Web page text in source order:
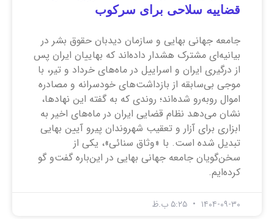
قضاییه سلاحی برای سرکوب
جامعه جهانی بهایی و سازمان دیدبان حقوق بشر در
بیانیه‌ای مشترک هشدار داده‌اند که بهاییان ایران پس
از درگیری ایران و اسراییل در ماه‌های خرداد و تیر، با
موجی بی‌سابقه از بازداشت‌های خودسرانه و مصادره
اموال روبه‌رو شده‌اند؛ روندی که به گفته این نهاد‌ها،
نشان می‌دهد نظام قضایی ایران در ماه‌های اخیر به
ابزاری برای آزار و تعقیب شهروندان پیرو آیین بهایی
تبدیل شده است. با «وثاق سنائی»، یکی از
سخن‌گویان جامعه جهانی بهایی در این‌باره گفت‌و گو
کرده‌ایم.
۱۴۰۴-۰۹-۳۰